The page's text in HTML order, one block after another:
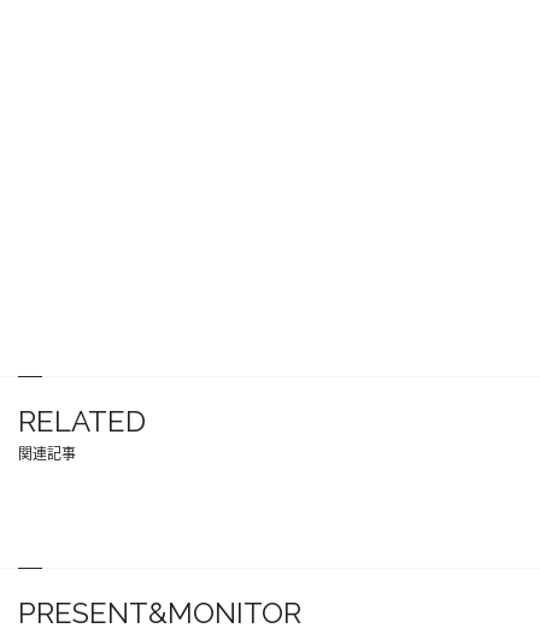
RELATED
関連記事
PRESENT&MONITOR